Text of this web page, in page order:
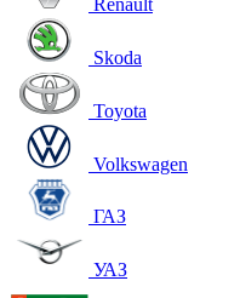
Renault
Skoda
Toyota
Volkswagen
ГАЗ
УАЗ